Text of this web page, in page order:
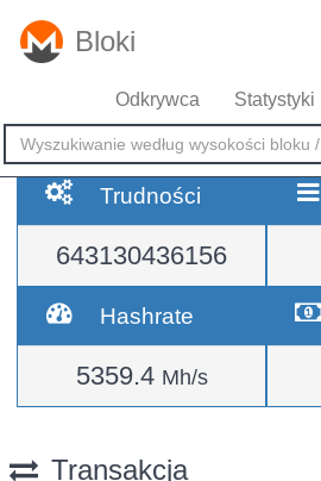
Bloki
Odkrywca Statystyki
Trudności
643130436156
Hashrate
5359.4 Mh/s
Transakcja